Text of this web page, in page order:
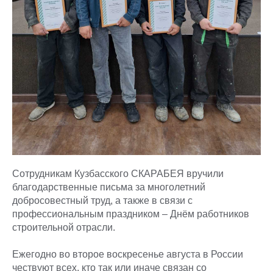
Сотрудникам Кузбасского СКАРАБЕЯ вручили
благодарственные письма за многолетний
добросовестный труд, а также в связи с
профессиональным праздником – Днём работников
строительной отрасли.
Ежегодно во второе воскресенье августа в России
чествуют всех, кто так или иначе связан со